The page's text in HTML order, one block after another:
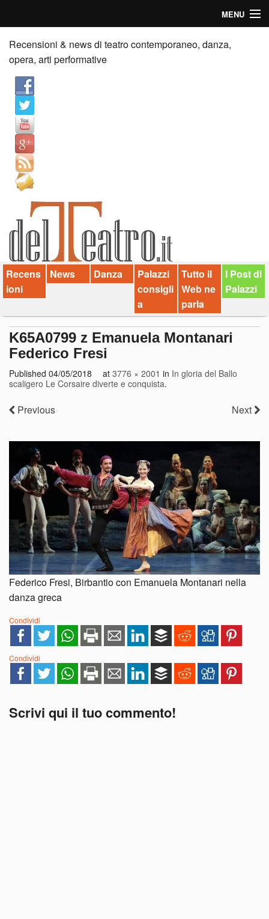
MENU
Home
Recensioni
Anticipazioni
News
Palazzi consiglia
Video
Chi siamo
Contatti
dT in English
Recensioni & news di teatro contemporaneo, danza,
opera, arti performative
Recens
ioni
News Danza
Palazzi
consigli
a
Tutto il
Web ne
parla
I Post di
Palazzi
K65A0799 z Emanuela Montanari
Federico Fresi
Published 04/05/2018 at 3776 × 2001 in In gloria del Ballo
scaligero Le Corsaire diverte e conquista.
Previous Next
Federico Fresi, Birbantio con Emanuela Montanari nella
danza greca
Condividi
Condividi
Scrivi qui il tuo commento!